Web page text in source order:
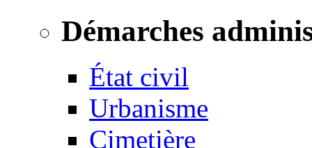
Démarches
État civil
Urbanisme
Cimetière